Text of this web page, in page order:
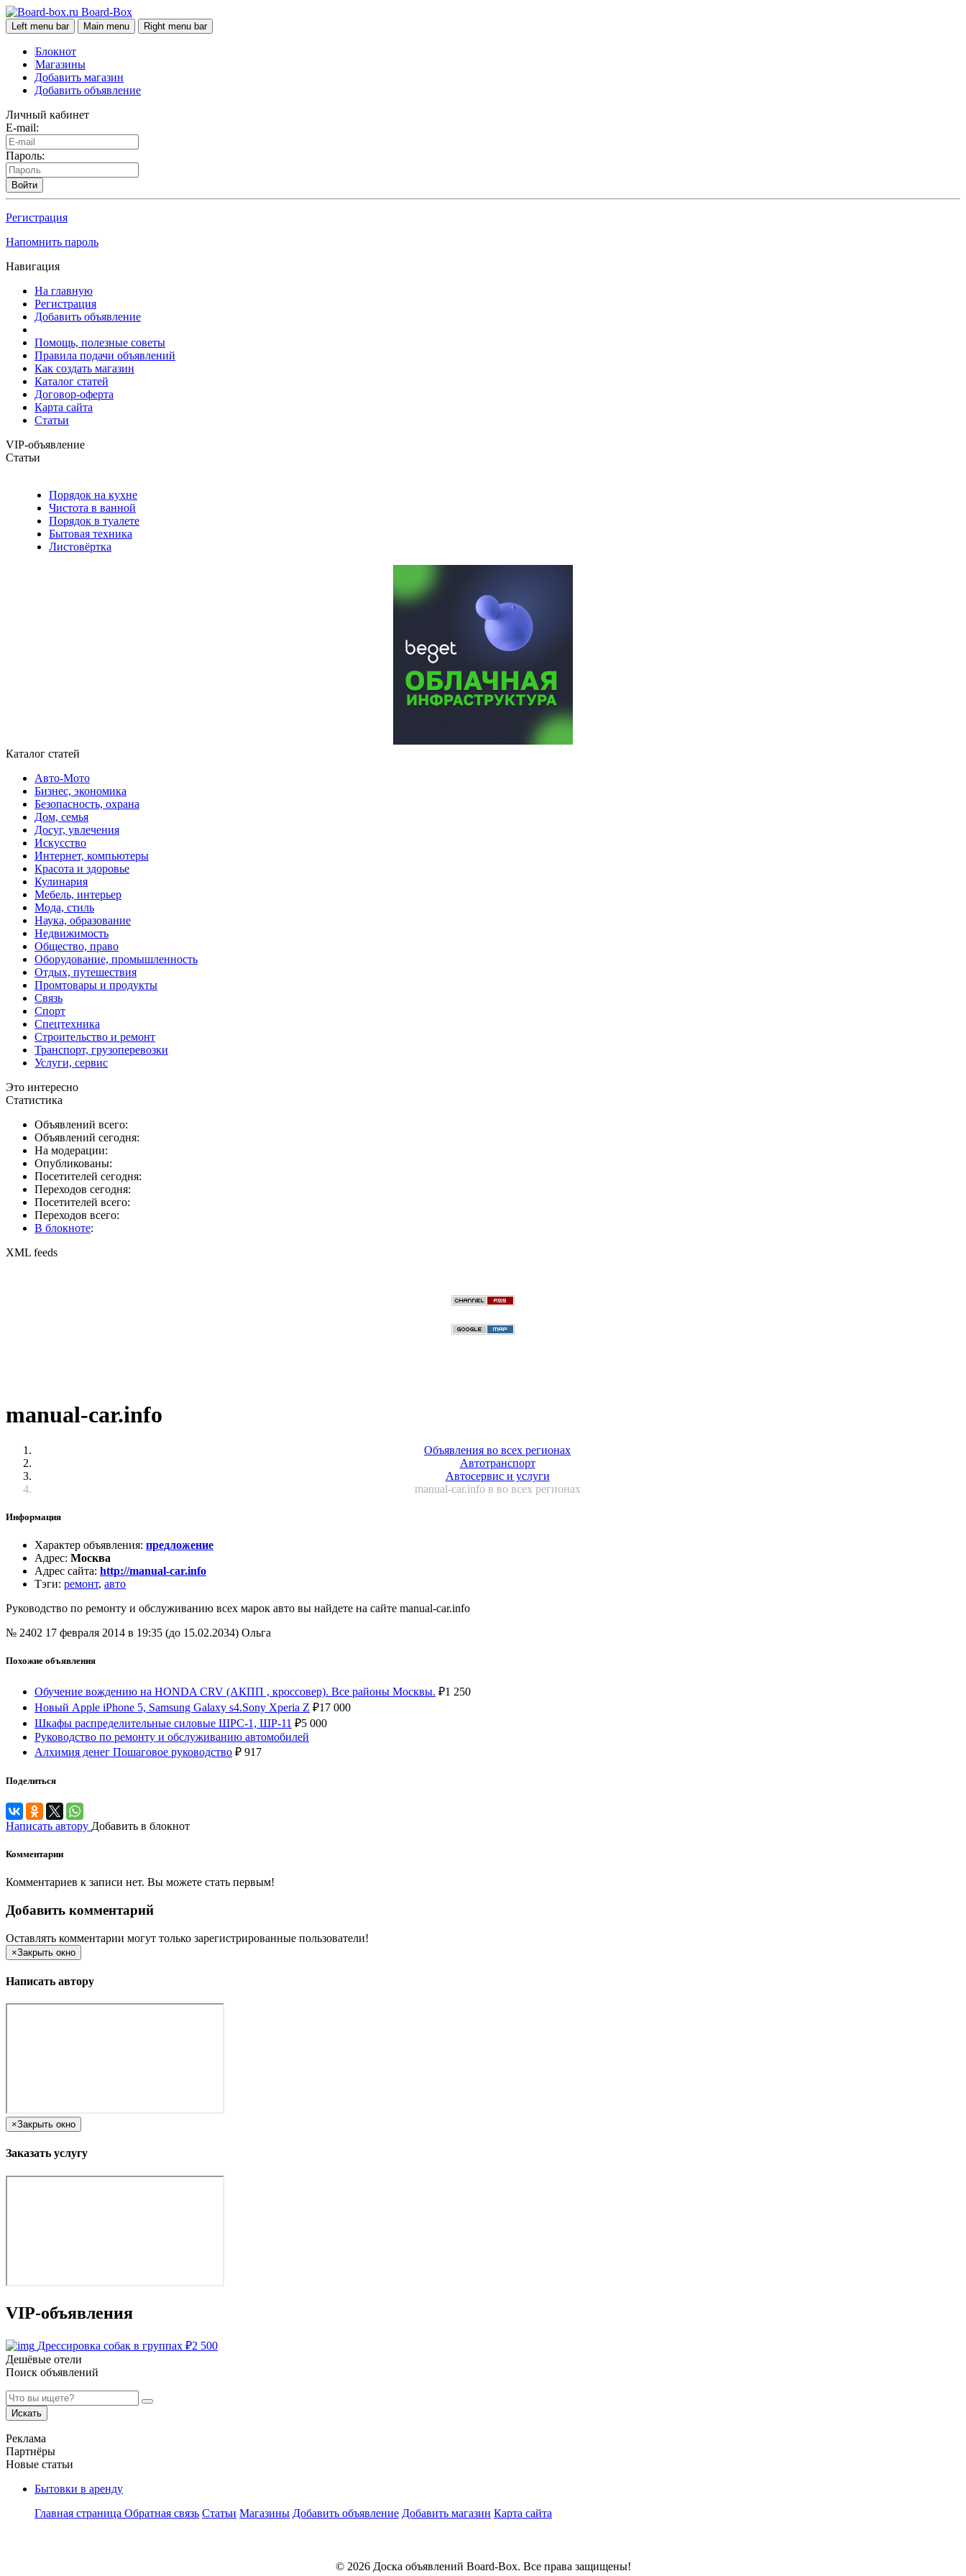
Board-Box
Left menu bar Main menu Right menu bar
Блокнот
Магазины
Добавить магазин
Добавить объявление
Личный кабинет
E-mail:
Пароль:
Войти
Регистрация
Напомнить пароль
Навигация
На главную
Регистрация
Добавить объявление
Помощь, полезные советы
Правила подачи объявлений
Как создать магазин
Каталог статей
Договор-оферта
Карта сайта
Статьи
VIP-объявление
Статьи
Порядок на кухне
Чистота в ванной
Порядок в туалете
Бытовая техника
Листовёртка
Каталог статей
Авто-Мото
Бизнес, экономика
Безопасность, охрана
Дом, семья
Досуг, увлечения
Искусство
Интернет, компьютеры
Красота и здоровье
Кулинария
Мебель, интерьер
Мода, стиль
Наука, образование
Недвижимость
Общество, право
Оборудование, промышленность
Отдых, путешествия
Промтовары и продукты
Связь
Спорт
Спецтехника
Строительство и ремонт
Транспорт, грузоперевозки
Услуги, сервис
Это интересно
Статистика
Объявлений всего:
Объявлений сегодня:
На модерации:
Опубликованы:
Посетителей сегодня:
Переходов сегодня:
Посетителей всего:
Переходов всего:
В блокноте:
XML feeds
manual-car.info
Объявления во всех регионах
Автотранспорт
Автосервис и услуги
manual-car.info в во всех регионах
Информация
Характер объявления: предложение
Адрес: Москва
Адрес сайта: http://manual-car.info
Тэги: ремонт, авто
Руководство по ремонту и обслуживанию всех марок авто вы найдете на сайте manual-car.info
№ 2402 17 февраля 2014 в 19:35 (до 15.02.2034) Ольга
Похожие объявления
Обучение вождению на HONDA CRV (АКПП , кроссовер). Все районы Москвы. ₽1 250
Новый Apple iPhone 5, Samsung Galaxy s4.Sony Xperia Z ₽17 000
Шкафы распределительные силовые ШРС-1, ШР-11 ₽5 000
Руководство по ремонту и обслуживанию автомобилей
Алхимия денег Пошаговое руководство ₽ 917
Поделиться
Написать автору Добавить в блокнот
Комментарии
Комментариев к записи нет. Вы можете стать первым!
Добавить комментарий
Оставлять комментарии могут только зарегистрированные пользователи!
×Закрыть окно
Написать автору
×Закрыть окно
Заказать услугу
VIP-объявления
Дрессировка собак в группах ₽2 500
Дешёвые отели
Поиск объявлений
Искать
Реклама
Партнёры
Новые статьи
Бытовки в аренду
Главная страница Обратная связь Статьи Магазины Добавить объявление Добавить магазин Карта сайта
© 2026 Доска объявлений Board-Box. Все права защищены!